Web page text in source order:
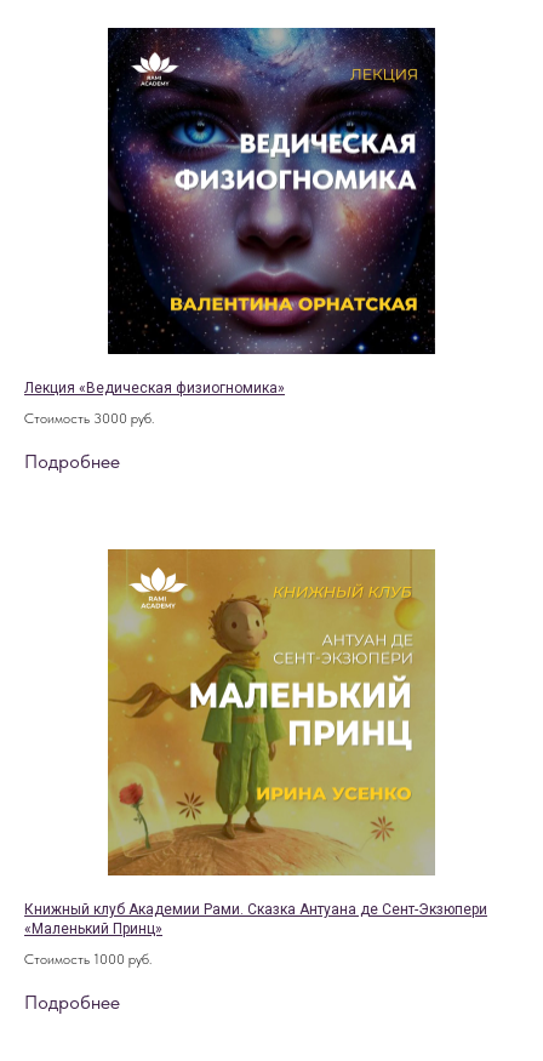
Лекция «Ведическая физиогномика»
Стоимость 3000 руб.
Подробнее
Книжный клуб Академии Рами. Сказка Антуана де Сент-Экзюпери
«Маленький Принц»
Стоимость 1000 руб.
Подробнее